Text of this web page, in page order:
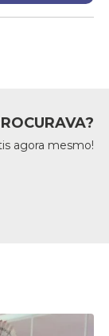
agora mesmo!